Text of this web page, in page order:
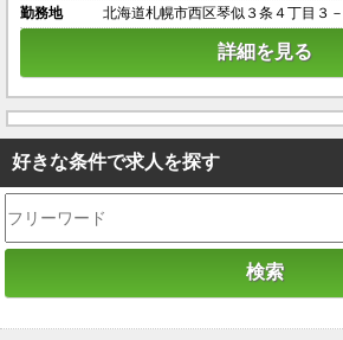
勤務地
北海道札幌市西区琴似３条４丁目３
詳細を見る
好きな条件で求人を探す